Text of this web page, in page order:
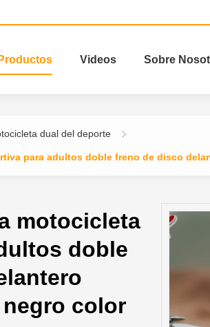
Productos Videos Sobre
dual del deporte
para adultos doble freno de disco
motocicleta
doble
color